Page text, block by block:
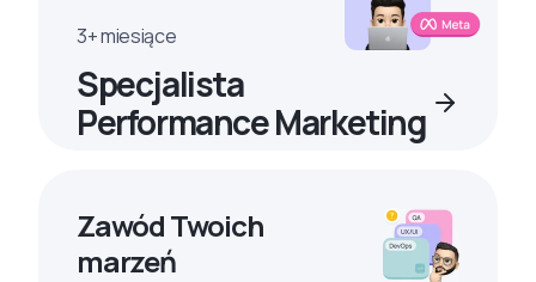
3+ miesiące
Specjalista
Performance Marketing
Zawód Twoich
marzeń